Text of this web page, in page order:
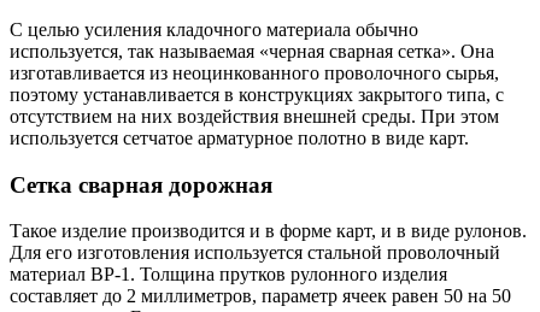
С целью усиления кладочного материала обычно
используется, так называемая «черная сварная сетка». Она
изготавливается из неоцинкованного проволочного сырья,
поэтому устанавливается в конструкциях закрытого типа, с
отсутствием на них воздействия внешней среды. При этом
используется сетчатое арматурное полотно в виде карт.
Сетка сварная дорожная
Такое изделие производится и в форме карт, и в виде рулонов.
Для его изготовления используется стальной проволочный
материал ВР-1. Толщина прутков рулонного изделия
составляет до 2 миллиметров, параметр ячеек равен 50 на 50